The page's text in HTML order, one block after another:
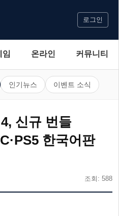
로그인
임 온라인 커뮤니티
인기뉴스 이벤트 소식
신규 번들
한국어판
조회: 588